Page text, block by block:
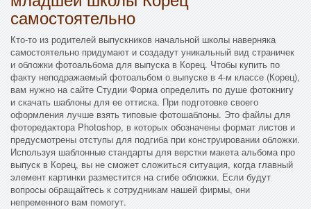
самостоятельно
Кто-то из родителей выпускников начальной школы наверняка
самостоятельно придумают и создадут уникальный вид страничек
и обложки фотоальбома для выпуска в Корец. Чтобы купить по
факту неподражаемый фотоальбом о выпуске в 4-м классе (Корец),
вам нужно на сайте Студии Форма определить по душе фотокнигу
и скачать шаблоны для ее оттиска. При подготовке своего
оформления лучше взять типовые фотошаблоны. Это файлы для
фоторедактора Photoshop, в которых обозначены формат листов и
предусмотрены отступы для подгиба при конструировании обложки.
Используя шаблонные стандарты для верстки макета альбома про
выпуск в Корец, вы не сможет сложиться ситуация, когда главный
элемент картинки разместится на сгибе обложки. Если будут
вопросы обращайтесь к сотрудникам нашей фирмы, они
непременного вам помогут.